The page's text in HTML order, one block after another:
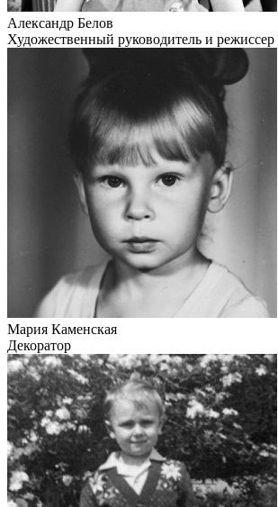
Александр Белов
Художественный руководитель и
Мария Каменская
Декоратор